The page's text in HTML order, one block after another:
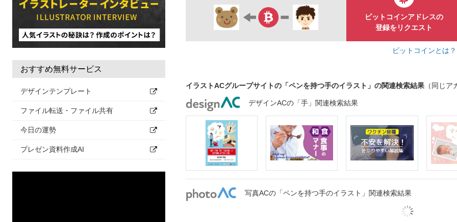
おすすめ無料サービス
デザインテンプレート
ファイル転送・ファイル共有
今日の運勢
プレゼン資料作成AI
ビットコインアドレスの
登録をリクエスト
ビットコインとは
イラストACグループサイトの「ペンを持つ手のイラスト」の関連検索結果 （同じ
デザインACの「手」関連検索結果
写真ACの「ペンを持つ手のイラスト」関連検索結果